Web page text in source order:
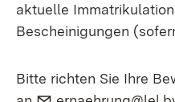
aktuelle
Bescheinigungen
Bitte richten Sie Ihre
E-Mail: